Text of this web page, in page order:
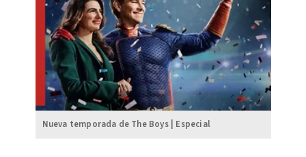
Nueva temporada de The Boys | Especial